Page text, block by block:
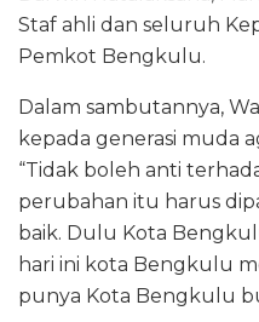
Staf ahli dan seluruh
Pemkot Bengkulu.
Dalam sambutannya,
kepada generasi muda
“Tidak boleh anti
perubahan itu harus
baik. Dulu Kota
hari ini kota Bengkulu
punya Kota Bengkulu